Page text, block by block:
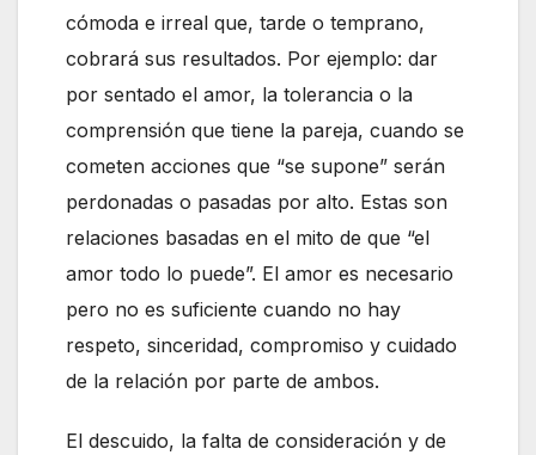
cómoda e irreal que, tarde o temprano,
cobrará sus resultados. Por ejemplo: dar
por sentado el amor, la tolerancia o la
comprensión que tiene la pareja, cuando se
cometen acciones que “se supone” serán
perdonadas o pasadas por alto. Estas son
relaciones basadas en el mito de que “el
amor todo lo puede”. El amor es necesario
pero no es suficiente cuando no hay
respeto, sinceridad, compromiso y cuidado
de la relación por parte de ambos.
El descuido, la falta de consideración y de